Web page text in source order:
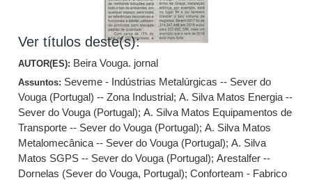
Ver títulos deste(s):
AUTOR(ES): Beira Vouga. jornal
Assuntos: Seveme - Indústrias Metalúrgicas -- Sever do
Vouga (Portugal) -- Zona Industrial;A. Silva Matos Energia --
Sever do Vouga (Portugal);A. Silva Matos Equipamentos de
Transporte -- Sever do Vouga (Portugal);A. Silva Matos
Metalomecânica -- Sever do Vouga (Portugal);A. Silva
Matos SGPS -- Sever do Vouga (Portugal);Arestalfer --
Dornelas (Sever do Vouga, Portugal);Conforteam - Fabrico